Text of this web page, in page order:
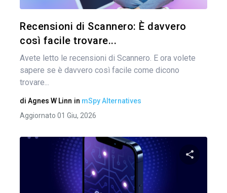
Recensioni di Scannero: È davvero
così facile trovare...
Avete letto le recensioni di Scannero. E ora volete
sapere se è davvero così facile come dicono
trovare...
di Agnes W Linn in mSpy Alternatives
Aggiornato 01 Giu, 2026